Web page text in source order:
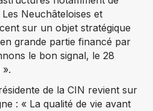
Neuchâteloises et
sur un objet stratégique
grande partie financé par
le bon signal, le 28
de la CIN revient sur
: « La qualité de vie avant